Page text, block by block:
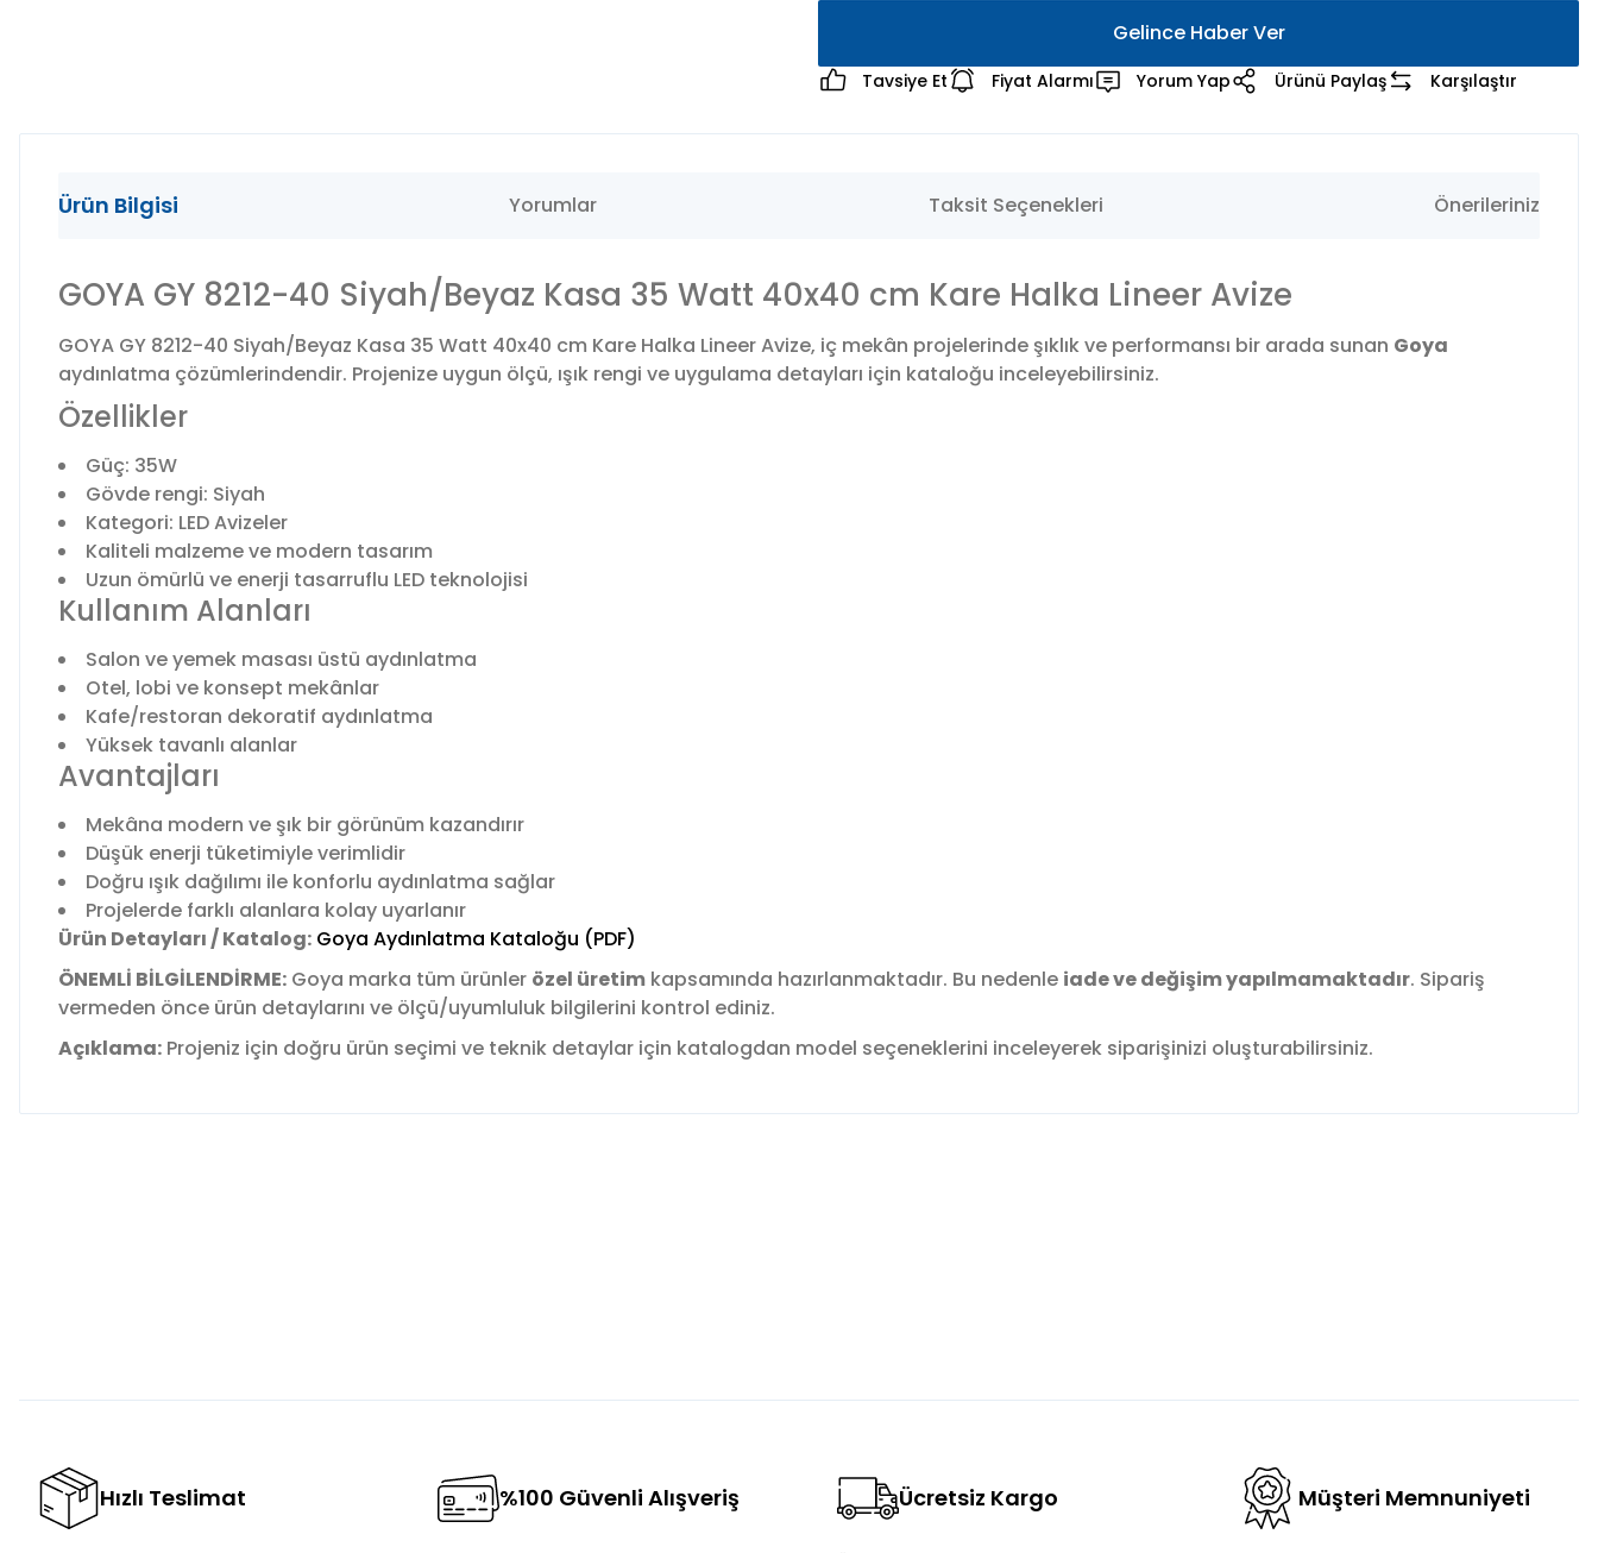
Gelince Haber Ver
Tavsiye Et Fiyat Alarmı Yorum Yap Ürünü Paylaş Karşılaştır
Ürün Bilgisi Yorumlar Taksit Seçenekleri Önerileriniz
GOYA GY 8212-40 Siyah/Beyaz Kasa 35 Watt 40x40 cm Kare Halka Lineer Avize
GOYA GY 8212-40 Siyah/Beyaz Kasa 35 Watt 40x40 cm Kare Halka Lineer Avize, iç mekân projelerinde şıklık ve performansı bir arada sunan Goya
aydınlatma çözümlerindendir. Projenize uygun ölçü, ışık rengi ve uygulama detayları için kataloğu inceleyebilirsiniz.
Özellikler
Güç: 35W
Gövde rengi: Siyah
Kategori: LED Avizeler
Kaliteli malzeme ve modern tasarım
Uzun ömürlü ve enerji tasarruflu LED teknolojisi
Kullanım Alanları
Salon ve yemek masası üstü aydınlatma
Otel, lobi ve konsept mekânlar
Kafe/restoran dekoratif aydınlatma
Yüksek tavanlı alanlar
Avantajları
Mekâna modern ve şık bir görünüm kazandırır
Düşük enerji tüketimiyle verimlidir
Doğru ışık dağılımı ile konforlu aydınlatma sağlar
Projelerde farklı alanlara kolay uyarlanır
Ürün Detayları / Katalog: Goya Aydınlatma Kataloğu (PDF)
ÖNEMLİ BİLGİLENDİRME: Goya marka tüm ürünler özel üretim kapsamında hazırlanmaktadır. Bu nedenle iade ve değişim yapılmamaktadır. Sipariş
vermeden önce ürün detaylarını ve ölçü/uyumluluk bilgilerini kontrol ediniz.
Açıklama: Projeniz için doğru ürün seçimi ve teknik detaylar için katalogdan model seçeneklerini inceleyerek siparişinizi oluşturabilirsiniz.
Hızlı Teslimat %100 Güvenli Alışveriş Ücretsiz Kargo Müşteri Memnuniyeti